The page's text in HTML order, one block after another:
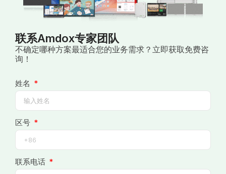
联系Amdox专家团队
不确定哪种方案最适合您的业务需求？立即获取免费咨
询！
姓名
区号
联系电话